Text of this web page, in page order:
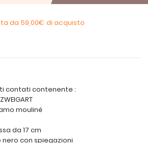
da 59,00€ di acquisto
contati contenente :
mouliné
da 17 cm
nero con spiegazioni